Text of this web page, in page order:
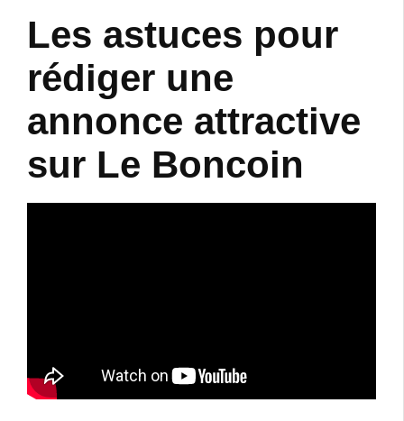
Les astuces pour
rédiger une
annonce attractive
sur Le Boncoin